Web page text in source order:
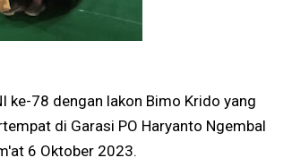
ke-78 dengan lakon Bimo Krido yang
di Garasi PO Haryanto Ngembal
6 Oktober 2023.